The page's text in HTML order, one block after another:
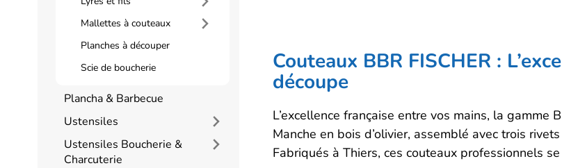
Mallettes à couteaux
Planches à découper
Scie de boucherie
Plancha & Barbecue
Ustensiles
Ustensiles Boucherie &
Charcuterie
Couteaux BBR FISCHER :
découpe
L’excellence française entre vos mains, la
Manche en bois d’olivier, assemblé avec trois
Fabriqués à Thiers, ces couteaux professionnels